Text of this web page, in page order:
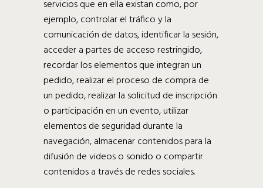
servicios que en ella existan como, por
ejemplo, controlar el tráfico y la
comunicación de datos, identificar la sesión,
acceder a partes de acceso restringido,
recordar los elementos que integran un
pedido, realizar el proceso de compra de
un pedido, realizar la solicitud de inscripción
o participación en un evento, utilizar
elementos de seguridad durante la
navegación, almacenar contenidos para la
difusión de videos o sonido o compartir
contenidos a través de redes sociales.